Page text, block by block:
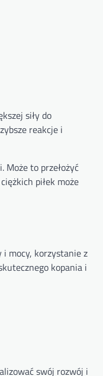
siły do
reakcje i
to przełożyć
piłek może
i mocy, korzystanie z
kopania i
swój rozwój i